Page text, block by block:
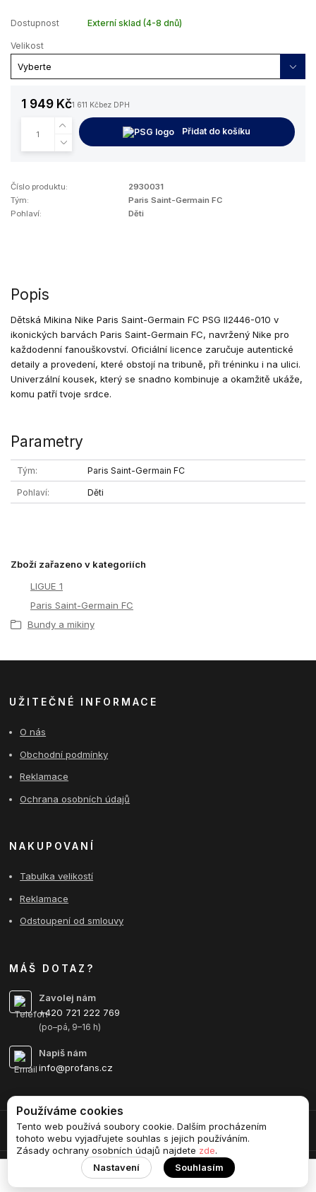
Dostupnost Externí sklad (4-8 dnů)
Velikost
1 949 Kč1 611 Kčbez DPH
Přidat do košíku
Číslo produktu:
2930031
Tým:
Paris Saint-Germain FC
Pohlaví:
Děti
Popis
Dětská Mikina Nike Paris Saint-Germain FC PSG II2446-010 v
ikonických barvách Paris Saint-Germain FC, navržený Nike pro
každodenní fanouškovství. Oficiální licence zaručuje autentické
detaily a provedení, které obstojí na tribuně, při tréninku i na ulici.
Univerzální kousek, který se snadno kombinuje a okamžitě ukáže,
komu patří tvoje srdce.
Parametry
Tým Paris Saint-Germain FC
Pohlaví Děti
Zboží zařazeno v kategoriích
LIGUE 1
Paris Saint-Germain FC
Bundy a mikiny
UŽITEČNÉ INFORMACE
O nás
Obchodní podmínky
Reklamace
Ochrana osobních údajů
NAKUPOVANÍ
Tabulka velikostí
Reklamace
Odstoupení od smlouvy
MÁŠ DOTAZ?
Zavolej nám
+420 721 222 769
(po–pá, 9–16 h)
Napiš nám
info@profans.cz
Upravit sběr cookies.
Vytvořeno na Eshop-rychle.cz
Používáme cookies
Tento web používá soubory cookie. Dalším procházením
tohoto webu vyjadřujete souhlas s jejich používáním.
Zásady ochrany osobních údajů najdete zde.
Nastavení
Souhlasím